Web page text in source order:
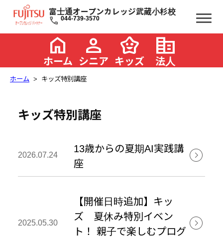
富士通オープンカレッジ武蔵小杉校
call 044-739-3570
home
ホーム
person
シニア
family_star
キッズ
corporate_fare
法人
ホーム キッズ特別講座
キッズ特別講座
2026.07.24
13歳からの夏期AI実践講
座
2025.05.30
【開催日時追加】キッ
ズ 夏休み特別イベン
ト！ 親子で楽しむプログ